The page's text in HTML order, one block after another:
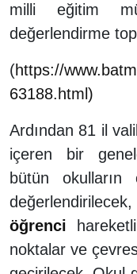
milli eğitim
değerlendirme
(https://
63188.html)
Ardından 81 il
içeren bir
bütün okulların
öğrenci
noktalar ve